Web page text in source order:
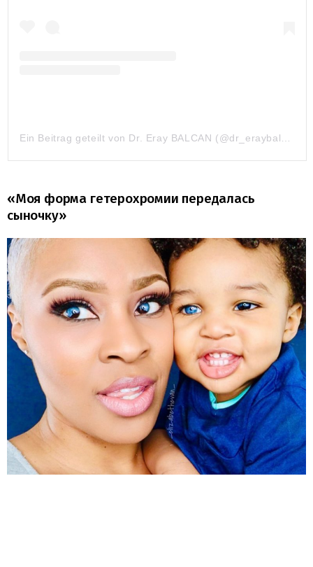
Ein Beitrag geteilt von Dr. Eray BALCAN (@dr_eraybalcan)
«Моя форма гетерохромии передалась
сыночку»